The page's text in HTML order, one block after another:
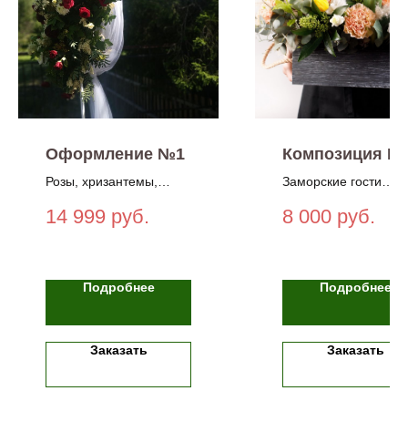
Оформление №1
Розы, хризантемы,
14 999 руб.
Подробнее
Заказать
Композиция
Заморские гости
уточнять наличие
8 000 руб.
Подробнее
Заказать